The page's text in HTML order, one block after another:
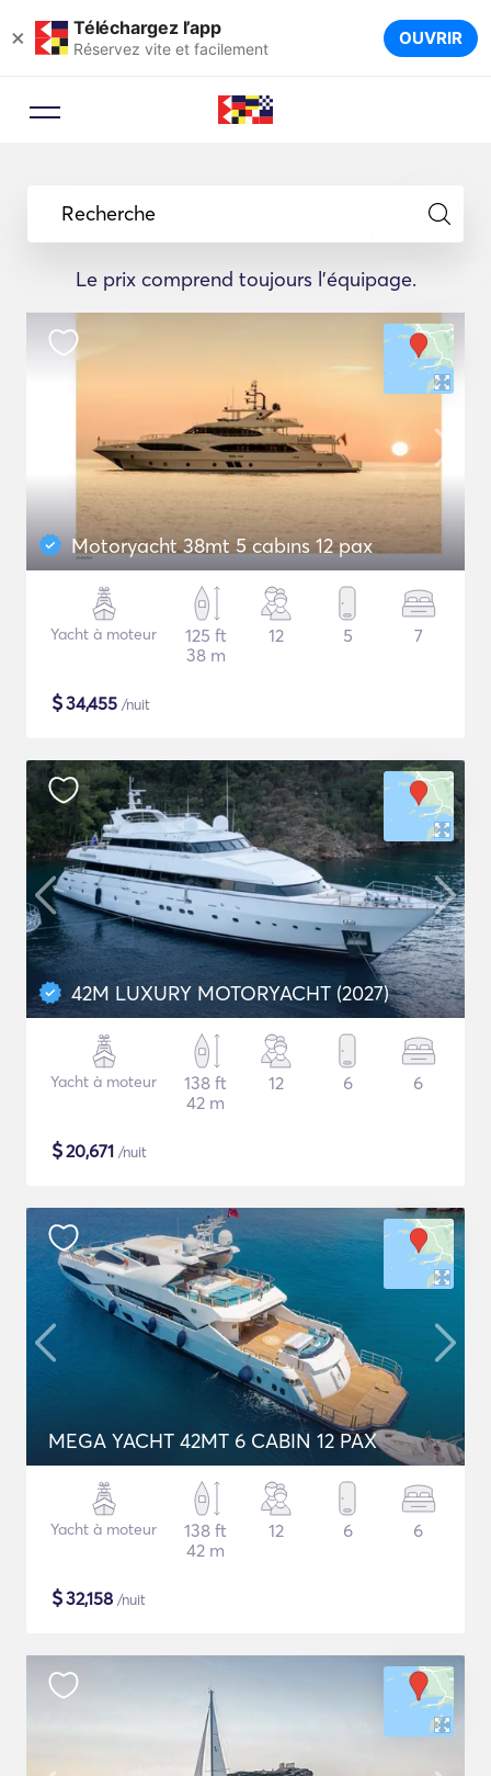
× Téléchargez l’app
Réservez vite et facilement OUVRIR
Recherche
Le prix comprend toujours l'équipage.
Motoryacht 38mt 5 cabıns 12 pax
Yacht à moteur
125 ft
38 m
12 5 7
$34,455 /nuit
42M LUXURY MOTORYACHT (2027)
Yacht à moteur
138 ft
42 m
12 6 6
$20,671 /nuit
MEGA YACHT 42MT 6 CABIN 12 PAX
Yacht à moteur
138 ft
42 m
12 6 6
$32,158 /nuit